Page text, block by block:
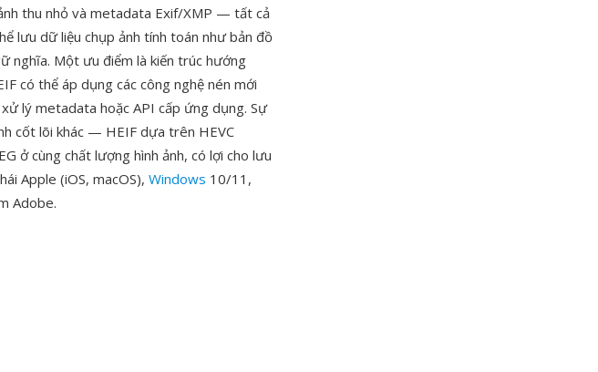
thu nhỏ và metadata Exif/XMP — tất cả
lưu dữ liệu chụp ảnh tính toán như bản đồ
nghĩa. Một ưu điểm là kiến trúc hướng
có thể áp dụng các công nghệ nén mới
lý metadata hoặc API cấp ứng dụng. Sự
cốt lõi khác — HEIF dựa trên HEVC
ở cùng chất lượng hình ảnh, có lợi cho lưu
Apple (iOS, macOS), Windows 10/11,
Adobe.